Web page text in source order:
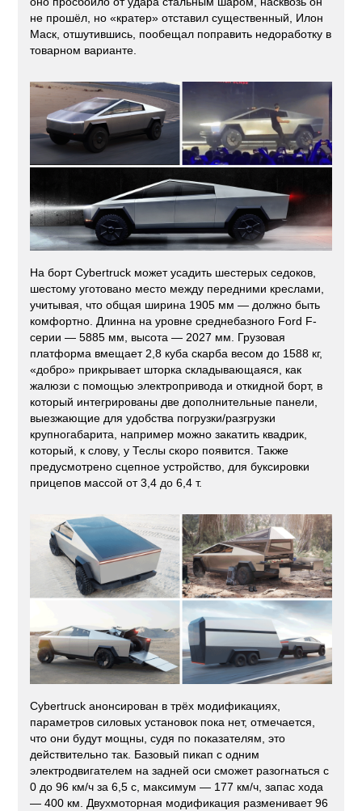
не прошёл, но «кратер» отставил существенный, Илон
Маск, отшутившись, пообещал поправить недоработку в
товарном варианте.
На борт Cybertruck может усадить шестерых седоков,
шестому уготовано место между передними креслами,
учитывая, что общая ширина 1905 мм — должно быть
комфортно. Длинна на уровне среднебазного Ford F-
серии — 5885 мм, высота — 2027 мм. Грузовая
платформа вмещает 2,8 куба скарба весом до 1588 кг,
«добро» прикрывает шторка складывающаяся, как
жалюзи с помощью электропривода и откидной борт, в
который интегрированы две дополнительные панели,
выезжающие для удобства погрузки/разгрузки
крупногабарита, например можно закатить квадрик,
который, к слову, у Теслы скоро появится. Также
предусмотрено сцепное устройство, для буксировки
прицепов массой от 3,4 до 6,4 т.
Cybertruck анонсирован в трёх модификациях,
параметров силовых установок пока нет, отмечается,
что они будут мощны, судя по показателям, это
действительно так. Базовый пикап с одним
электродвигателем на задней оси сможет разогнаться с
0 до 96 км/ч за 6,5 с, максимум — 177 км/ч, запас хода
— 400 км. Двухмоторная модификация разменивает 96